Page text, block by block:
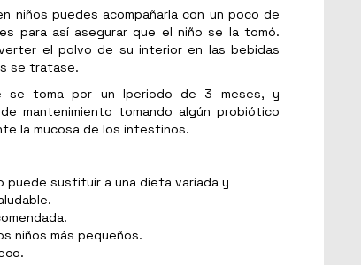
niños puedes acompañarla con un poco de
para así asegurar que el niño se la tomó.
el polvo de su interior en las bebidas
se tratase.
se toma por un lperiodo de 3 meses, y
mantenimiento tomando algún probiótico
la mucosa de los intestinos.
puede sustituir a una dieta variada y
niños más pequeños.